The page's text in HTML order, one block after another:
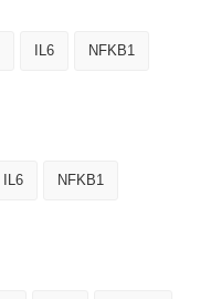
IL6 NFKB1
IL6 NFKB1